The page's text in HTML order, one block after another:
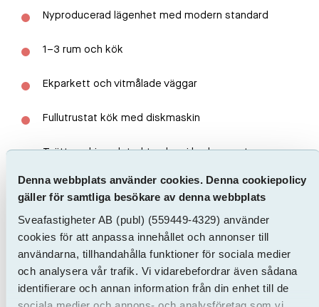
Denna webbplats använder cookies. Denna cookiepolicy
gäller för samtliga besökare av denna webbplats
Sveafastigheter AB (publ)(559449-4329) använder
cookies för att anpassa innehållet och annonser till
användarna, tillhandahålla funktioner för sociala medier
och analysera vår trafik. Vi vidarebefordrar även sådana
identifierare och annan information från din enhet till de
Nyproducerad lägenhet med modern standard
1–3 rum och kök
Ekparkett och vitmålade väggar
Fullutrustat kök med diskmaskin
Tvättmaskin och torktumlare i badrummet
Förråd
Garage finns i fastigheten att hyra i mån av plats
Välkommen att anmäla ditt intresse redan idag
och bli en av de första att flytta in i ett helt nytt